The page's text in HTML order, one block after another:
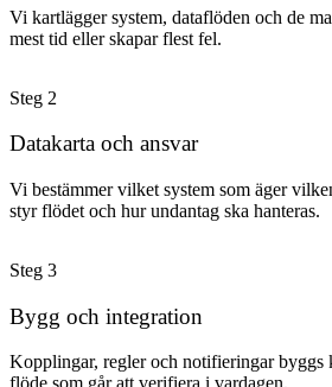
Vi kartlägger system, dataflöden och de
mest tid eller skapar flest fel.
Steg 2
Datakarta och ansvar
Vi bestämmer vilket system som äger
styr flödet och hur undantag ska hanteras.
Steg 3
Bygg och integration
Kopplingar, regler och notifieringar byggs